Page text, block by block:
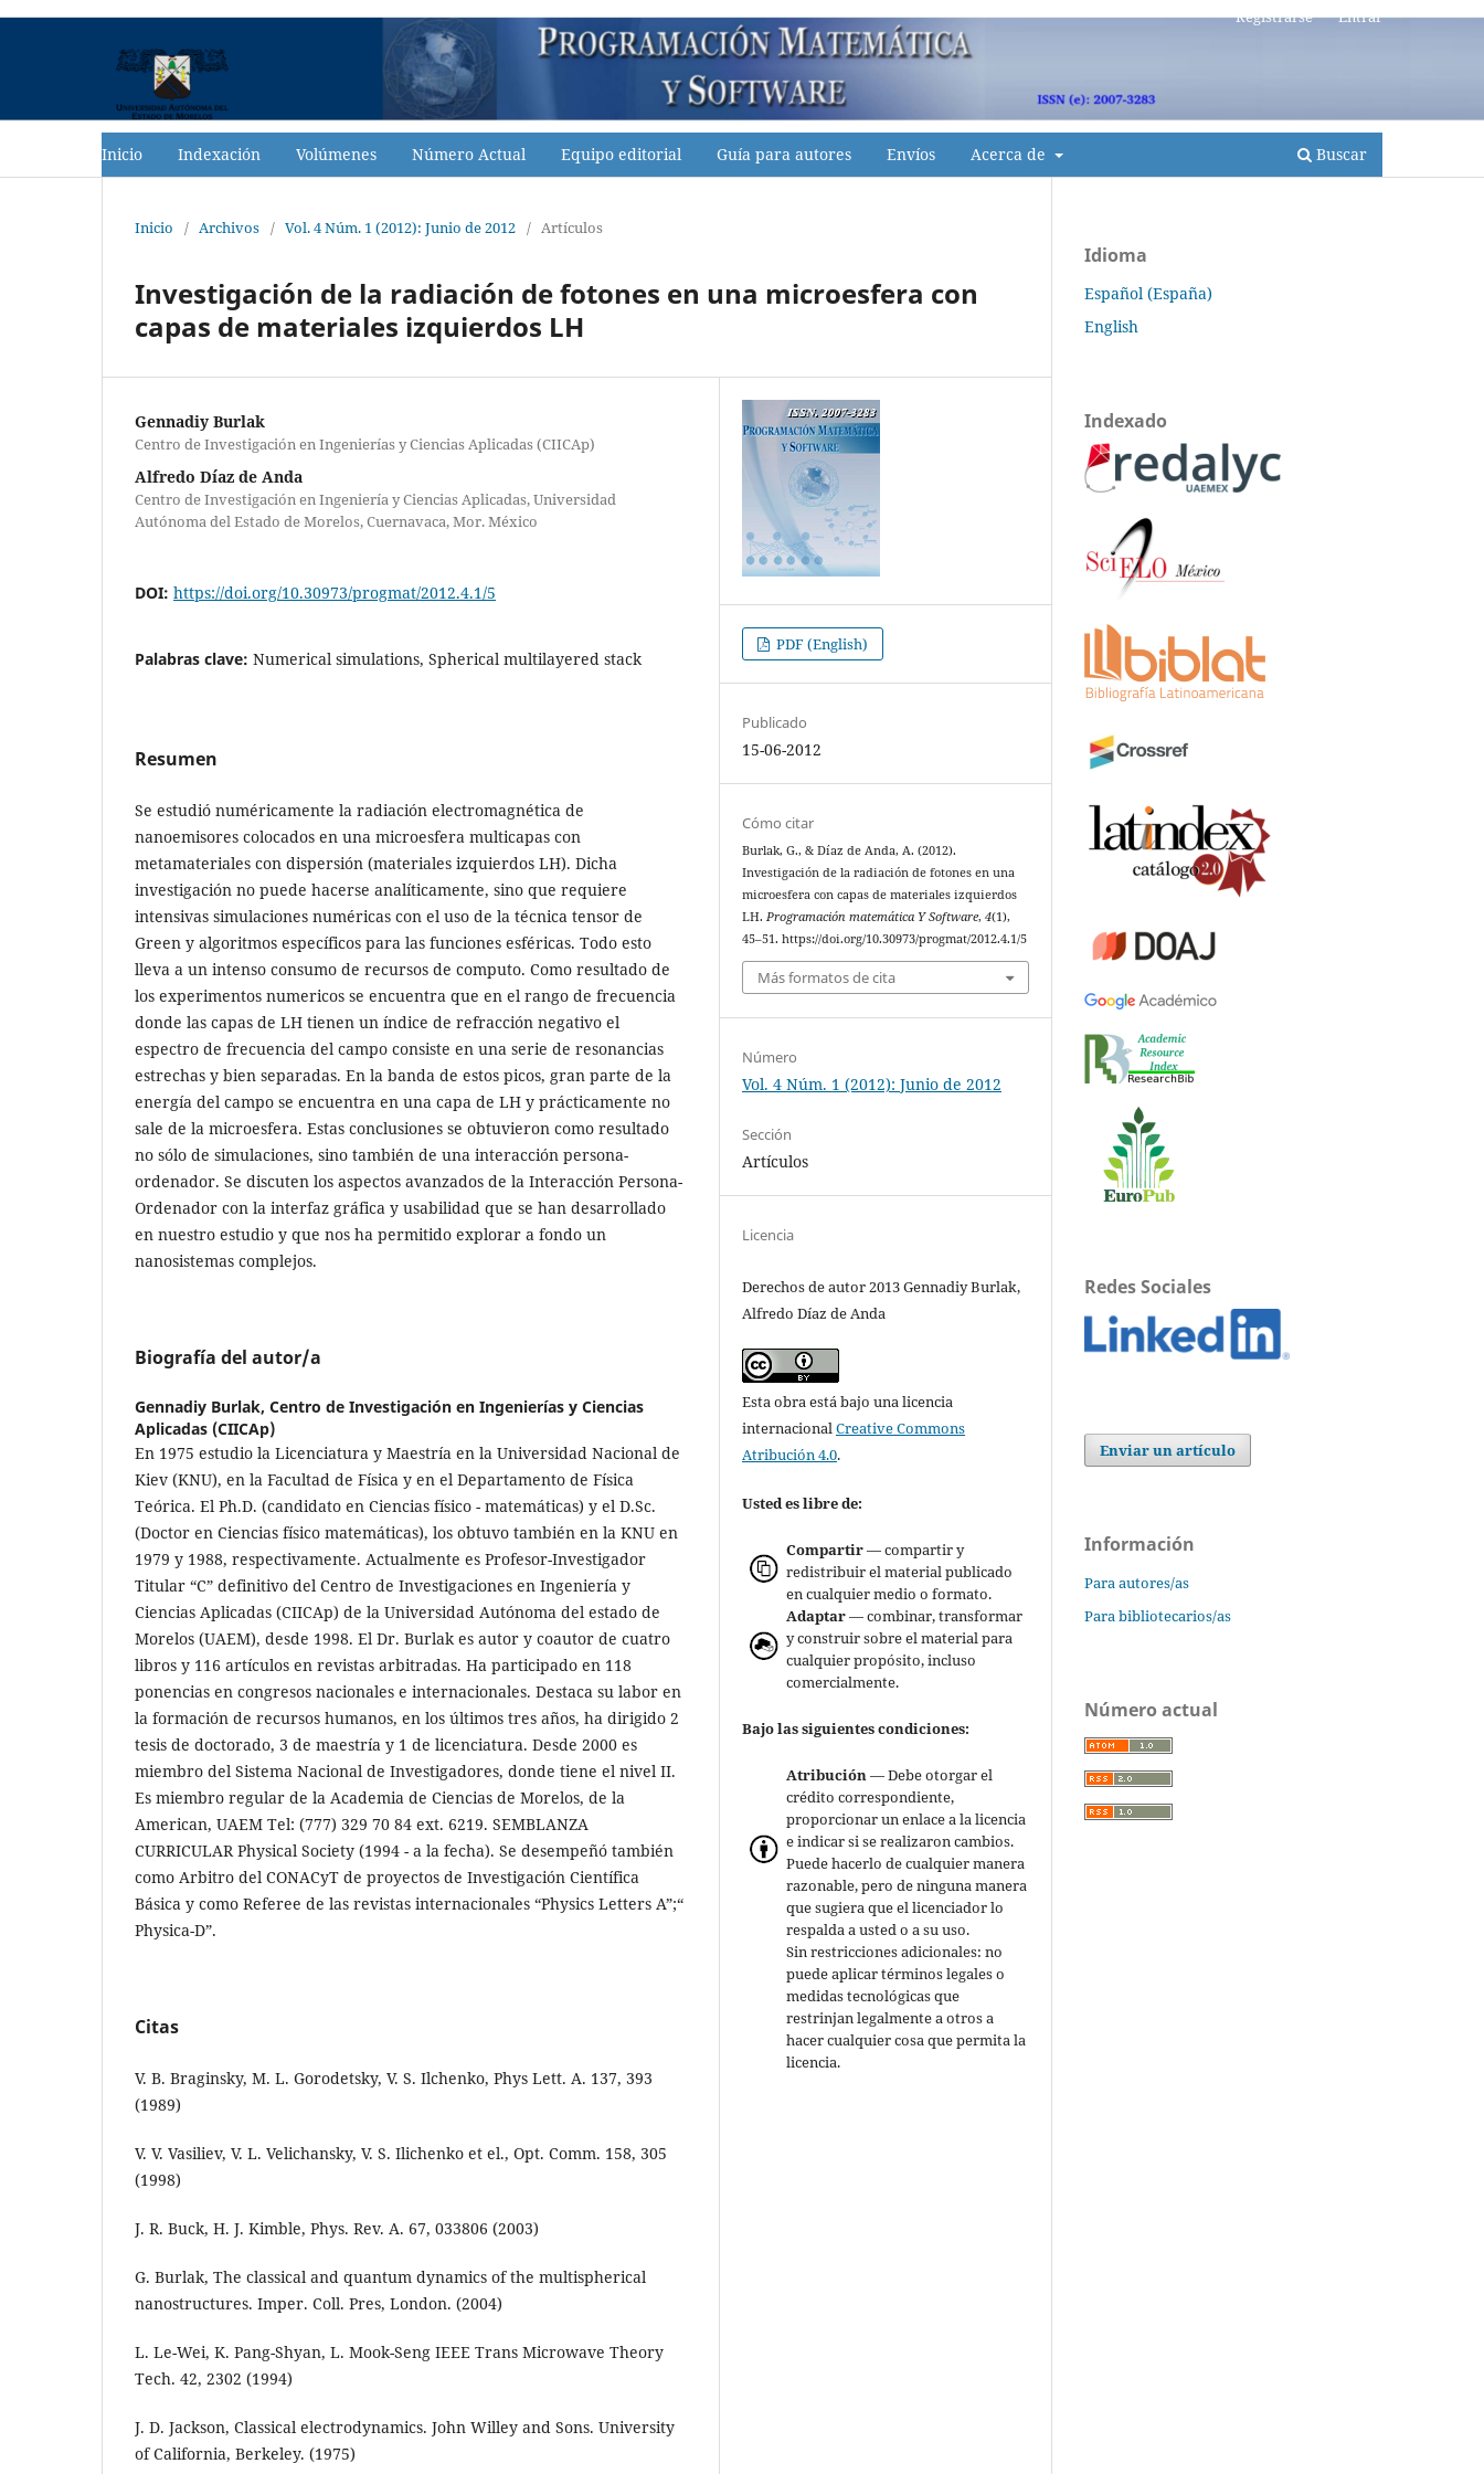
Inicio Indexación Volúmenes Número Actual Equipo editorial Guía para autores Envíos Acerca de Buscar
Registrarse Entrar
Inicio / Archivos / Vol. 4 Núm. 1 (2012): Junio de 2012 / Artículos
Investigación de la radiación de fotones en una microesfera con
capas de materiales izquierdos LH
Gennadiy Burlak
Centro de Investigación en Ingenierías y Ciencias Aplicadas (CIICAp)
Alfredo Díaz de Anda
Centro de Investigación en Ingeniería y Ciencias Aplicadas, Universidad
Autónoma del Estado de Morelos, Cuernavaca, Mor. México
DOI: https://doi.org/10.30973/progmat/2012.4.1/5
Palabras clave: Numerical simulations, Spherical multilayered stack
Resumen
Se estudió numéricamente la radiación electromagnética de
nanoemisores colocados en una microesfera multicapas con
metamateriales con dispersión (materiales izquierdos LH). Dicha
investigación no puede hacerse analíticamente, sino que requiere
intensivas simulaciones numéricas con el uso de la técnica tensor de
Green y algoritmos específicos para las funciones esféricas. Todo esto
lleva a un intenso consumo de recursos de computo. Como resultado de
los experimentos numericos se encuentra que en el rango de frecuencia
donde las capas de LH tienen un índice de refracción negativo el
espectro de frecuencia del campo consiste en una serie de resonancias
estrechas y bien separadas. En la banda de estos picos, gran parte de la
energía del campo se encuentra en una capa de LH y prácticamente no
sale de la microesfera. Estas conclusiones se obtuvieron como resultado
no sólo de simulaciones, sino también de una interacción persona-
ordenador. Se discuten los aspectos avanzados de la Interacción Persona-
Ordenador con la interfaz gráfica y usabilidad que se han desarrollado
en nuestro estudio y que nos ha permitido explorar a fondo un
nanosistemas complejos.
Biografía del autor/a
Gennadiy Burlak, Centro de Investigación en Ingenierías y Ciencias
Aplicadas (CIICAp)
En 1975 estudio la Licenciatura y Maestría en la Universidad Nacional de
Kiev (KNU), en la Facultad de Física y en el Departamento de Física
Teórica. El Ph.D. (candidato en Ciencias físico - matemáticas) y el D.Sc.
(Doctor en Ciencias físico matemáticas), los obtuvo también en la KNU en
1979 y 1988, respectivamente. Actualmente es Profesor-Investigador
Titular “C” definitivo del Centro de Investigaciones en Ingeniería y
Ciencias Aplicadas (CIICAp) de la Universidad Autónoma del estado de
Morelos (UAEM), desde 1998. El Dr. Burlak es autor y coautor de cuatro
libros y 116 artículos en revistas arbitradas. Ha participado en 118
ponencias en congresos nacionales e internacionales. Destaca su labor en
la formación de recursos humanos, en los últimos tres años, ha dirigido 2
tesis de doctorado, 3 de maestría y 1 de licenciatura. Desde 2000 es
miembro del Sistema Nacional de Investigadores, donde tiene el nivel II.
Es miembro regular de la Academia de Ciencias de Morelos, de la
American, UAEM Tel: (777) 329 70 84 ext. 6219. SEMBLANZA
CURRICULAR Physical Society (1994 - a la fecha). Se desempeñó también
como Arbitro del CONACyT de proyectos de Investigación Científica
Básica y como Referee de las revistas internacionales “Physics Letters A”;“
Physica-D”.
Citas
V. B. Braginsky, M. L. Gorodetsky, V. S. Ilchenko, Phys Lett. A. 137, 393
(1989)
V. V. Vasiliev, V. L. Velichansky, V. S. Ilichenko et el., Opt. Comm. 158, 305
(1998)
J. R. Buck, H. J. Kimble, Phys. Rev. A. 67, 033806 (2003)
G. Burlak, The classical and quantum dynamics of the multispherical
nanostructures. Imper. Coll. Pres, London. (2004)
L. Le-Wei, K. Pang-Shyan, L. Mook-Seng IEEE Trans Microwave Theory
Tech. 42, 2302 (1994)
J. D. Jackson, Classical electrodynamics. John Willey and Sons. University
of California, Berkeley. (1975)
PDF (English)
Publicado
15-06-2012
Cómo citar
Burlak, G., & Díaz de Anda, A. (2012).
Investigación de la radiación de fotones en una
microesfera con capas de materiales izquierdos
LH.Programación matemática Y Software,4(1),
45–51. https://doi.org/10.30973/progmat/2012.4.1/5
Más formatos de cita
Número
Vol. 4 Núm. 1 (2012): Junio de 2012
Sección
Artículos
Licencia
Derechos de autor 2013 Gennadiy Burlak,
Alfredo Díaz de Anda
Esta obra está bajo una licencia
internacionalCreative Commons
Atribución 4.0.
Usted es libre de:
Compartir— compartir y
redistribuir el material publicado
en cualquier medio o formato.
Adaptar— combinar, transformar
y construir sobre el material para
cualquier propósito, incluso
comercialmente.
Bajo las siguientes condiciones:
Atribución— Debe otorgar el
crédito correspondiente,
proporcionar un enlace a la licencia
e indicar si se realizaron cambios.
Puede hacerlo de cualquier manera
razonable, pero de ninguna manera
que sugiera que el licenciador lo
respalda a usted o a su uso.
Sin restricciones adicionales: no
puede aplicar términos legales o
medidas tecnológicas que
restrinjan legalmente a otros a
hacer cualquier cosa que permita la
licencia.
Idioma
Español (España)
English
Indexado
Redes Sociales
Enviar un artículo
Información
Para autores/as
Para bibliotecarios/as
Número actual